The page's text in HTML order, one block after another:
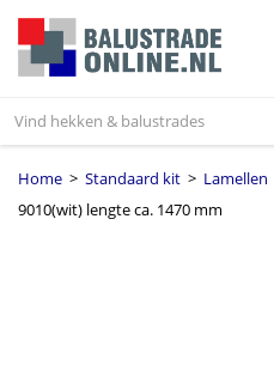
Home > Standaard kit > Lamellen
9010(wit) lengte ca. 1470 mm